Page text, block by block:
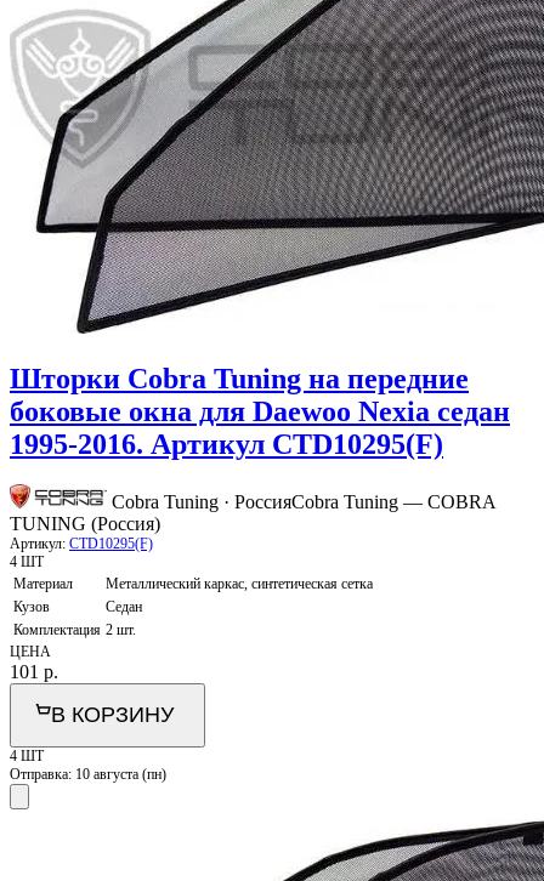
Шторки Cobra Tuning на передние
боковые окна для Daewoo Nexia седан
1995-2016. Артикул CTD10295(F)
Cobra Tuning · РоссияCobra Tuning — COBRA
TUNING (Россия)
Артикул: CTD10295(F)
4 ШТ
Материал
Металлический каркас, синтетическая сетка
Кузов
Седан
Комплектация 2 шт.
ЦЕНА
101 р.
В КОРЗИНУ
4 ШТ
Отправка: 10 августа (пн)